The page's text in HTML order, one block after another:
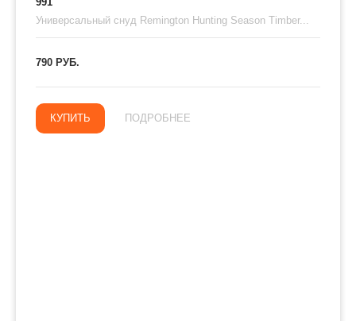
Универсальный снуд Remington Hunting Season Timber...
790 РУБ.
КУПИТЬ ПОДРОБНЕЕ